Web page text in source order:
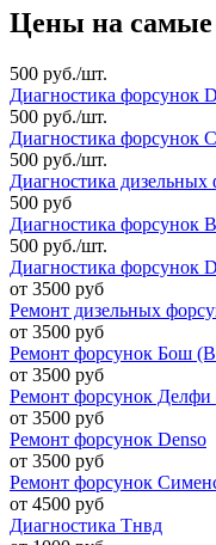
Цены на самые
500 руб./шт.
Диагностика форсунок
500 руб./шт.
Диагностика форсунок
500 руб./шт.
Диагностика дизельных
500 руб
Диагностика форсунок
500 руб./шт.
Диагностика форсунок
от 3500 руб
Ремонт дизельных
от 3500 руб
Ремонт форсунок Бош
от 3500 руб
Ремонт форсунок Делфи
от 3500 руб
Ремонт форсунок Denso
от 3500 руб
Ремонт форсунок
от 4500 руб
Диагностика Тнвд